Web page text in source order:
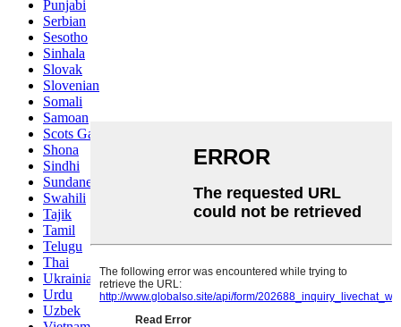
Punjabi
Serbian
Sesotho
Sinhala
Slovak
Slovenian
Somali
Samoan
Scots Gaelic
Shona
Sindhi
Sundanese
Swahili
Tajik
Tamil
Telugu
Thai
Ukrainian
Urdu
Uzbek